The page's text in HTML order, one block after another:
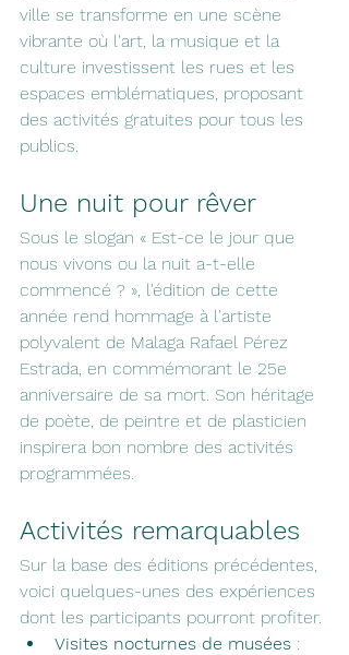
ville se transforme en une scène
vibrante où l'art, la musique et la
culture investissent les rues et les
espaces emblématiques, proposant
des activités gratuites pour tous les
publics.
Une nuit pour rêver
Sous le slogan « Est-ce le jour que
nous vivons ou la nuit a-t-elle
commencé ? », l'édition de cette
année rend hommage à l'artiste
polyvalent de Malaga Rafael Pérez
Estrada, en commémorant le 25e
anniversaire de sa mort. Son héritage
de poète, de peintre et de plasticien
inspirera bon nombre des activités
programmées.
Activités remarquables
Sur la base des éditions précédentes,
voici quelques-unes des expériences
dont les participants pourront profiter.
Visites nocturnes de musées :